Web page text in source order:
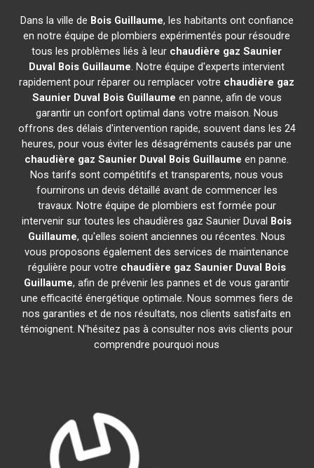
Dans la ville de Bois Guillaume, les habitants ont confiance
en notre équipe de plombiers expérimentés pour résoudre
tous les problèmes liés à leur chaudière gaz Saunier
Duval Bois Guillaume. Notre équipe d'experts intervient
rapidement pour réparer ou remplacer votre chaudière gaz
Saunier Duval Bois Guillaume en panne, afin de vous
garantir un confort optimal dans votre maison. Nous
offrons des délais d'intervention rapide, souvent dans les 24
heures, pour vous éviter les désagréments causés par une
chaudière gaz Saunier Duval Bois Guillaume en panne.
Nos tarifs sont compétitifs et transparents, nous vous
fournirons un devis détaillé avant de commencer les
travaux. Notre équipe de plombiers est formée pour
intervenir sur toutes les chaudières gaz Saunier Duval Bois
Guillaume, qu'elles soient anciennes ou récentes. Nous
vous proposons également des services de maintenance
régulière pour votre chaudière gaz Saunier Duval Bois
Guillaume, afin de prévenir les pannes et de vous garantir
une efficacité énergétique optimale. Nous sommes fiers de
nos garanties et de nos résultats, nos clients satisfaits en
témoignent. N'hésitez pas à consulter nos avis clients pour
comprendre pourquoi nous